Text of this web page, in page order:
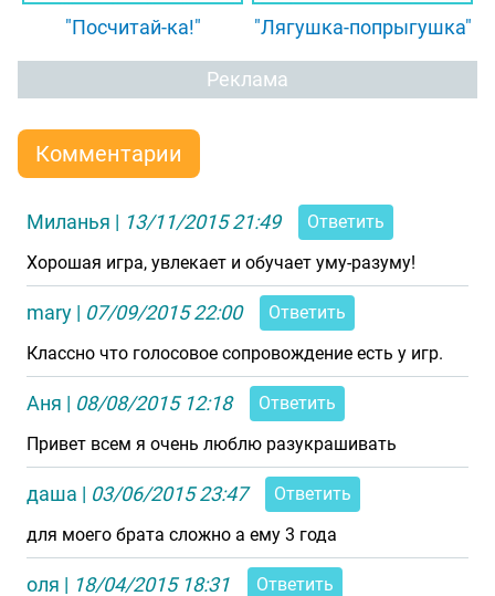
"Посчитай-ка!" "Лягушка-попрыгушка"
Реклама
Комментарии
Миланья | 13/11/2015 21:49
Ответить
Хорошая игра, увлекает и обучает уму-разуму!
mary | 07/09/2015 22:00
Ответить
Классно что голосовое сопровождение есть у игр.
Аня | 08/08/2015 12:18
Ответить
Привет всем я очень люблю разукрашивать
даша | 03/06/2015 23:47
Ответить
для моего брата сложно а ему 3 года
оля | 18/04/2015 18:31
Ответить